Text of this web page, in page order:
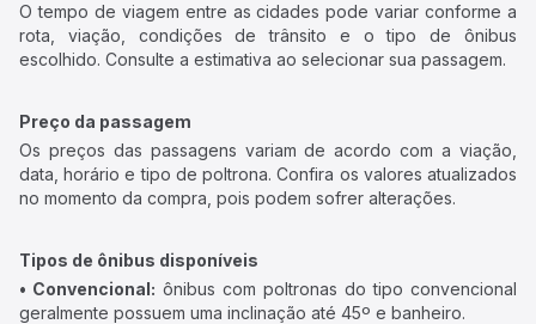
O tempo de viagem entre as cidades pode variar conforme a
rota, viação, condições de trânsito e o tipo de ônibus
escolhido. Consulte a estimativa ao selecionar sua passagem.
Preço da passagem
Os preços das passagens variam de acordo com a viação,
data, horário e tipo de poltrona. Confira os valores atualizados
no momento da compra, pois podem sofrer alterações.
Tipos de ônibus disponíveis
• Convencional: ônibus com poltronas do tipo convencional
geralmente possuem uma inclinação até 45º e banheiro.